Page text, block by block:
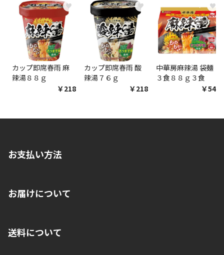
♥
カップ即席春雨 麻
辣湯８８ｇ
￥218
♥
カップ即席春雨 酸
辣湯７６ｇ
￥218
♥
中華房麻辣湯 袋麺
３食８８ｇ３食
￥548
お支払い方法
いいただくことはできません。ご了承ください。
■代金引換(代引)※手数料がかかります
お届けについて
ご注文が確認出来次第、1～4営業日に発送いたします。「お取り
送料について